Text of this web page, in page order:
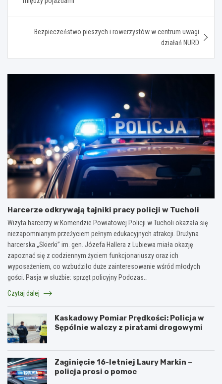
Bezpieczeństwo pieszych i rowerzystów w centrum uwagi
działań NURD
Harcerze odkrywają tajniki pracy policji w Tucholi
Wizyta harcerzy w Komendzie Powiatowej Policji w Tucholi okazała się
niezapomnianym przeżyciem pełnym edukacyjnych atrakcji. Drużyna
harcerska „Skierki” im. gen. Józefa Hallera z Lubiewa miała okazję
zapoznać się z codziennym życiem funkcjonariuszy oraz ich
wyposażeniem, co wzbudziło duże zainteresowanie wśród młodych
gości. Pasja w służbie: sprzęt policyjny Podczas…
Czytaj dalej
Kaskadowy Pomiar Prędkości: Policja w
Sępólnie walczy z piratami drogowymi
Zaginięcie 16-letniej Laury Markin –
policja prosi o pomoc